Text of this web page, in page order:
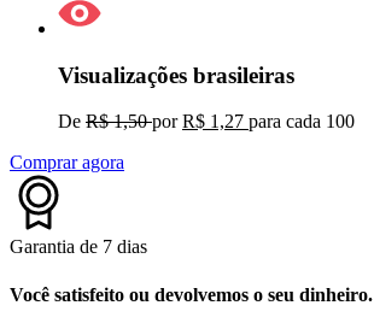
Visualizações brasileiras
De R$ 1,50porR$ 1,27 para cada 100
Comprar agora
Garantia de 7 dias
Você satisfeito ou devolvemos o seu dinheiro.